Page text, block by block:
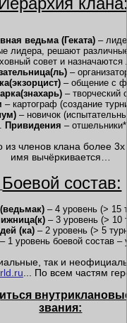
ведьма (Геката)–
лидера, решают
совет и
–
– общение с
– творческий
– картограф (создание
– новичок
Привидения – отшельники*
из членов клана более
имя вычёркивается…
Боевой состав:
– 4 уровень (> 15
– 3 уровень (> 10
(ка)– 2 уровень (> 5
1 уровень боевой состав –
так и
... По всем частям
звания: